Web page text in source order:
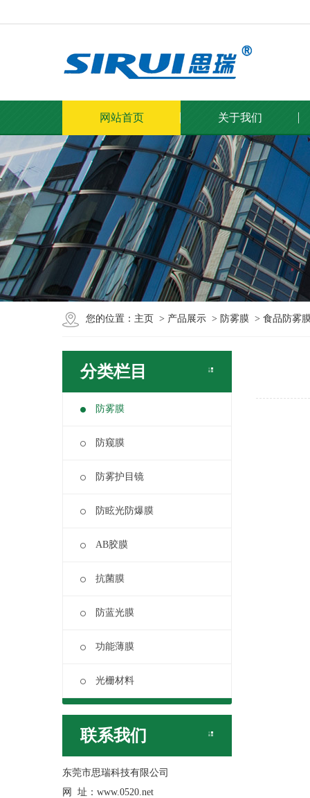
网站首页 关于我们
您的位置： 主页 > 产品展示 > 防雾膜 > 食品防雾
分类栏目
防雾膜
防窥膜
防雾护目镜
防眩光防爆膜
AB胶膜
抗菌膜
防蓝光膜
功能薄膜
光栅材料
联系我们
东莞市思瑞科技有限公司
网 址：www.0520.net